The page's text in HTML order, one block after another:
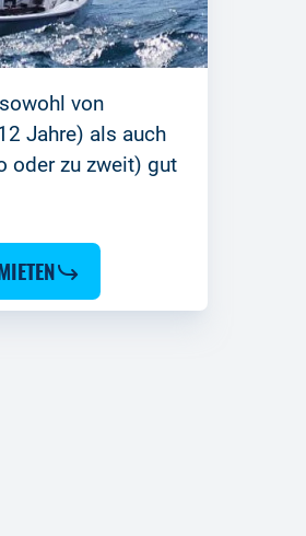
von
Jahre) als auch
oder zu zweit) gut